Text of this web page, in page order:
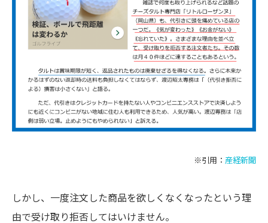
※引用： 産経新聞
しかし、一度注文した商品を欲しくなくなったという理
由で受け取り拒否してはいけません。